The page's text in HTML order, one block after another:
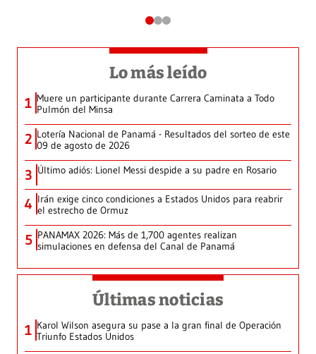
Lo más leído
1 Muere un participante durante Carrera Caminata a Todo
Pulmón del Minsa
2 Lotería Nacional de Panamá - Resultados del sorteo de este
09 de agosto de 2026
3 Último adiós: Lionel Messi despide a su padre en Rosario
4 Irán exige cinco condiciones a Estados Unidos para reabrir
el estrecho de Ormuz
5 PANAMAX 2026: Más de 1,700 agentes realizan
simulaciones en defensa del Canal de Panamá
Últimas noticias
1 Karol Wilson asegura su pase a la gran final de Operación
Triunfo Estados Unidos